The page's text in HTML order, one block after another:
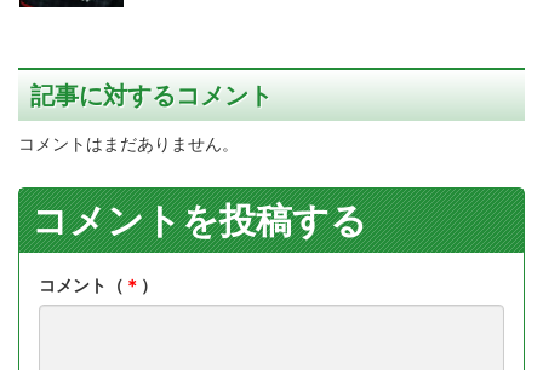
記事に対するコメント
コメントはまだありません。
コメントを投稿する
コメント（ ＊ ）